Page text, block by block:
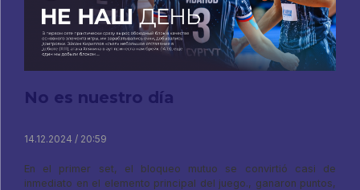
No es nuestro día
14.12.2024 / 20:59
En el primer set, el bloqueo mutuo se convirtió casi de
inmediato en el elemento principal del juego., ganaron puntos,